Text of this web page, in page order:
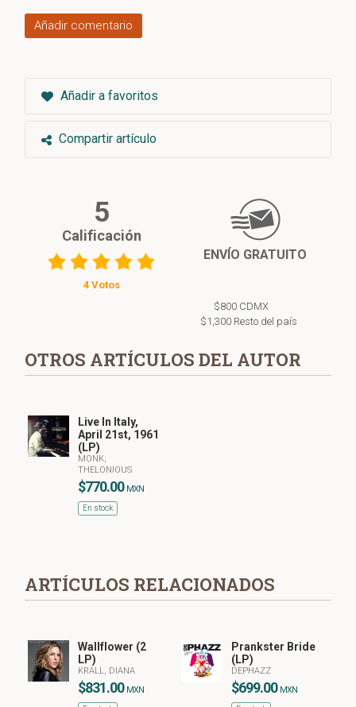
Añadir comentario
Añadir a favoritos
Compartir artículo
5
Calificación
4 Votos
ENVÍO GRATUITO
$800 CDMX
$1,300 Resto del país
OTROS ARTÍCULOS DEL AUTOR
Live In Italy,
April 21st, 1961
(LP)
MONK,
THELONIOUS
$770.00 MXN
En stock
ARTÍCULOS RELACIONADOS
Wallflower (2
LP)
KRALL, DIANA
$831.00 MXN
Prankster Bride
(LP)
DEPHAZZ
$699.00 MXN